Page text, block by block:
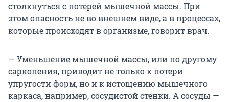
столкнуться с потерей мышечной массы. При
этом опасность не во внешнем виде, а в процессах,
которые происходят в организме, говорит врач.
— Уменьшение мышечной массы, или по другому
саркопения, приводит не только к потери
упругости форм, но и к истощению мышечного
каркаса, например, сосудистой стенки. А сосуды —